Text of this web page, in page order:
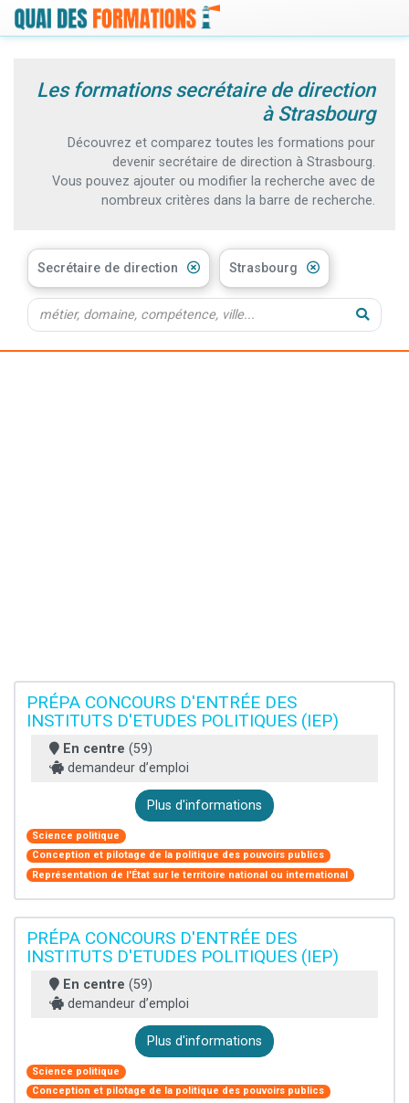
Les formations secrétaire de direction
à Strasbourg
Découvrez et comparez toutes les formations pour
devenir secrétaire de direction à Strasbourg.
Vous pouvez ajouter ou modifier la recherche avec de
nombreux critères dans la barre de recherche.
Secrétaire de direction Strasbourg
PRÉPA CONCOURS D'ENTRÉE DES
INSTITUTS D'ETUDES POLITIQUES (IEP)
En centre (59)
demandeur d’emploi
Plus d'informations
Science politique
Conception et pilotage de la politique des pouvoirs publics
Représentation de l'État sur le territoire national ou international
PRÉPA CONCOURS D'ENTRÉE DES
INSTITUTS D'ETUDES POLITIQUES (IEP)
En centre (59)
demandeur d’emploi
Plus d'informations
Science politique
Conception et pilotage de la politique des pouvoirs publics